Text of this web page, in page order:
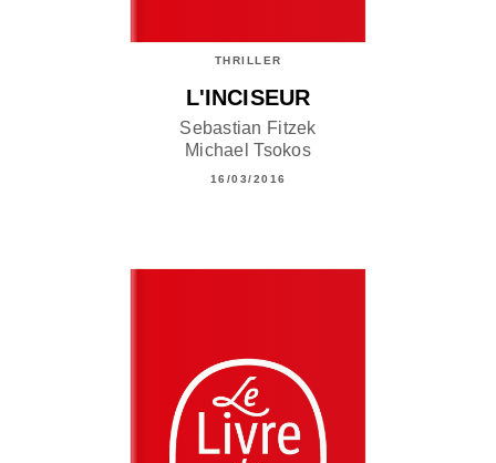
THRILLER
L'INCISEUR
Sebastian Fitzek
Michael Tsokos
16/03/2016